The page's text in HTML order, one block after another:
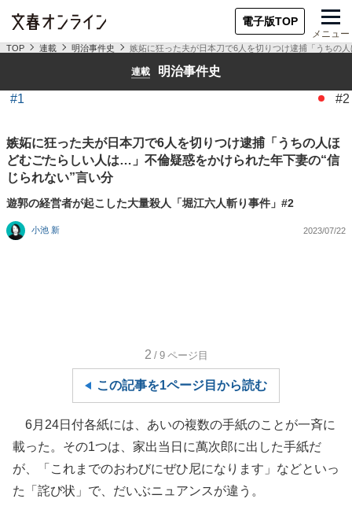
電子版TOP
メニュー
TOP 連載 明治事件史 嫉妬に狂った夫が日本刀で6人を切りつけ逮捕「うちの
連載 明治事件史
#1 #2
嫉妬に狂った夫が日本刀で6人を切りつけ逮捕「うちの人ほ
どむごたらしい人は…」不倫疑惑をかけられた年下妻の“信
じられない”言い分
遊郭の経営者が起こした大量殺人「堀江六人斬り事件」#2
小池 新 2023/07/22
2 /9 ページ目
この記事を1ページ目から読む
6月24日付各紙には、あいの複数の手紙のことが一斉に
載った。その1つは、家出当日に萬次郎に出した手紙だ
が、「これまでのおわびにぜひ尼になります」などといっ
た「詫び状」で、だいぶニュアンスが違う。